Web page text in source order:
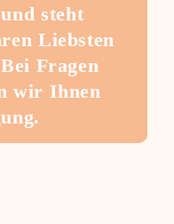
steht
Liebsten
Fragen
wir Ihnen